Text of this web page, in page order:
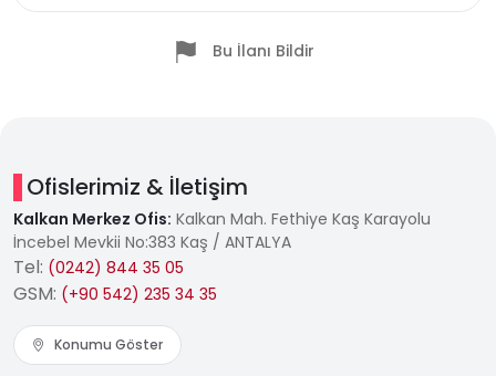
Bu İlanı Bildir
Ofislerimiz & İletişim
Kalkan Merkez Ofis: Kalkan Mah. Fethiye Kaş Karayolu
İncebel Mevkii No:383 Kaş / ANTALYA
Tel: (0242) 844 35 05
GSM: (+90 542) 235 34 35
Konumu Göster